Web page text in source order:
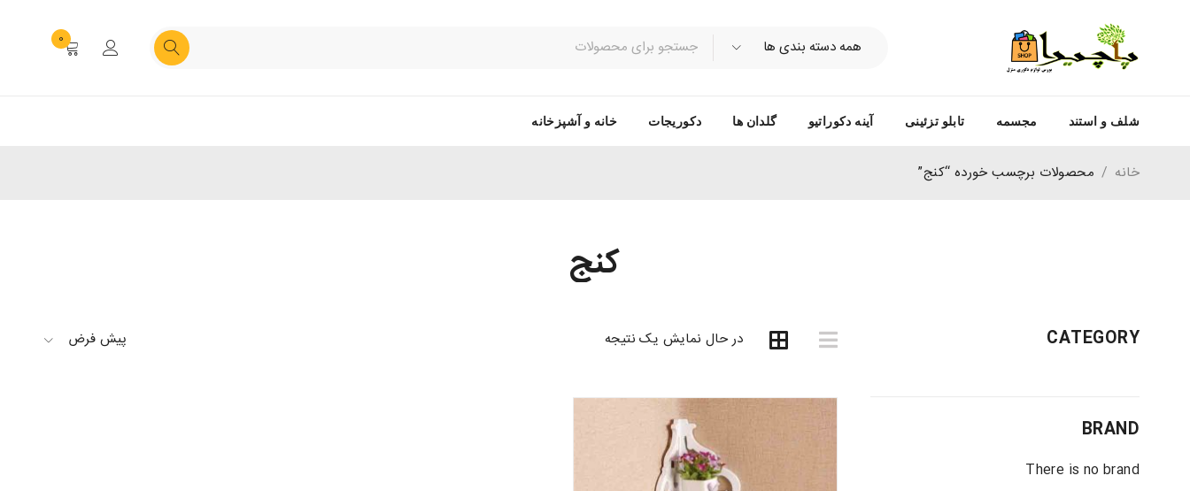
0
شلف و استند مجسمه تابلو تزئینی آینه دکوراتیو گلدان ها دکوریجات خانه و آشپزخانه
کنج
خانه / محصولات برچسب خورده “کنج”
CATEGORY
BRAND
There is no brand
در حال نمایش یک نتیجه پیش فرض